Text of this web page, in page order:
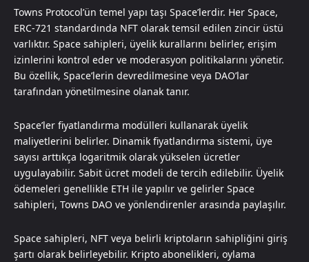
Towns Protocol’ün temel yapı taşı Space’lerdir. Her Space,
ERC-721 standardında NFT olarak temsil edilen zincir üstü
varlıktır. Space sahipleri, üyelik kurallarını belirler, erişim
izinlerini kontrol eder ve moderasyon politikalarını yönetir.
Bu özellik, Space’lerin devredilmesine veya DAO’lar
tarafından yönetilmesine olanak tanır.
Space’ler fiyatlandırma modülleri kullanarak üyelik
maliyetlerini belirler. Dinamik fiyatlandırma sistemi, üye
sayısı arttıkça logaritmik olarak yükselen ücretler
uygulayabilir. Sabit ücret modeli de tercih edilebilir. Üyelik
ödemeleri genellikle ETH ile yapılır ve gelirler Space
sahipleri, Towns DAO ve yönlendirenler arasında paylaşılır.
Space sahipleri, NFT veya belirli kriptoların sahipliğini giriş
şartı olarak belirleyebilir. Kripto abonelikleri, oylama